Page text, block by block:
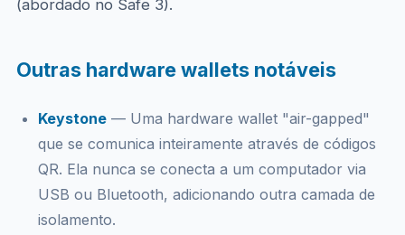
(abordado no Safe 3).
Outras hardware wallets notáveis
Keystone— Uma hardware wallet "air-gapped"
que se comunica inteiramente através de códigos
QR. Ela nunca se conecta a um computador via
USB ou Bluetooth, adicionando outra camada de
isolamento.